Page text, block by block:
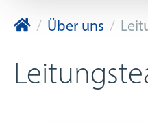
Mainfränkische
Über uns